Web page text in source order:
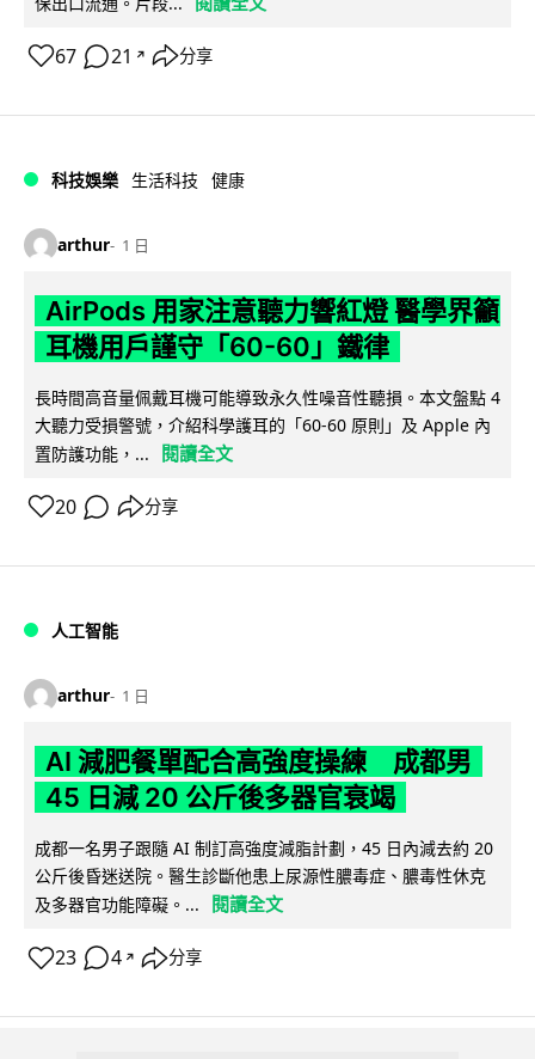
67 21 ↗ 分享
科技娛樂 生活科技 健康
arthur 1 日
AirPods 用家注意聽力響紅燈 醫學界籲
耳機用戶謹守「60-60」鐵律
長時間高音量佩戴耳機可能導致永久性噪音性聽損。本文盤點 4
大聽力受損警號，介紹科學護耳的「60-60 原則」及 Apple 內
置防護功能，...
閱讀全文
20 分享
人工智能
arthur 1 日
AI 減肥餐單配合高強度操練 成都男
45 日減 20 公斤後多器官衰竭
成都一名男子跟隨 AI 制訂高強度減脂計劃，45 日內減去約 20
公斤後昏迷送院。醫生診斷他患上尿源性膿毒症、膿毒性休克
及多器官功能障礙。...
閱讀全文
23 4 ↗ 分享